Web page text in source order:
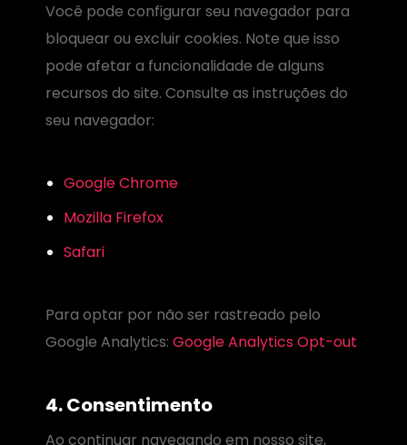
Você pode configurar seu navegador para
bloquear ou excluir cookies. Note que isso
pode afetar a funcionalidade de alguns
recursos do site. Consulte as instruções do
seu navegador:
Google Chrome
Mozilla Firefox
Safari
Para optar por não ser rastreado pelo
Google Analytics: Google Analytics Opt-out
4. Consentimento
Ao continuar navegando em nosso site,